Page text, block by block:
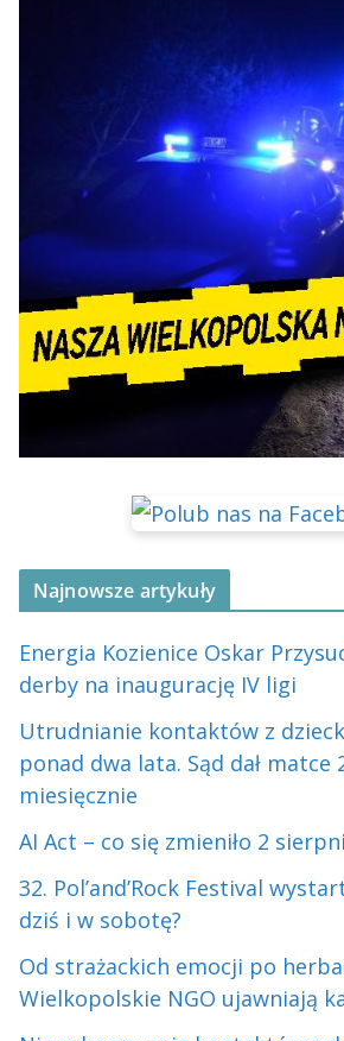
Najnowsze artykuły
Energia Kozienice Oskar
derby na inaugurację IV ligi
Utrudnianie kontaktów z
ponad dwa lata. Sąd dał matce
miesięcznie
AI Act – co się zmieniło 2
32. Pol’and’Rock Festival
dziś i w sobotę?
Od strażackich emocji po
Wielkopolskie NGO ujawniają